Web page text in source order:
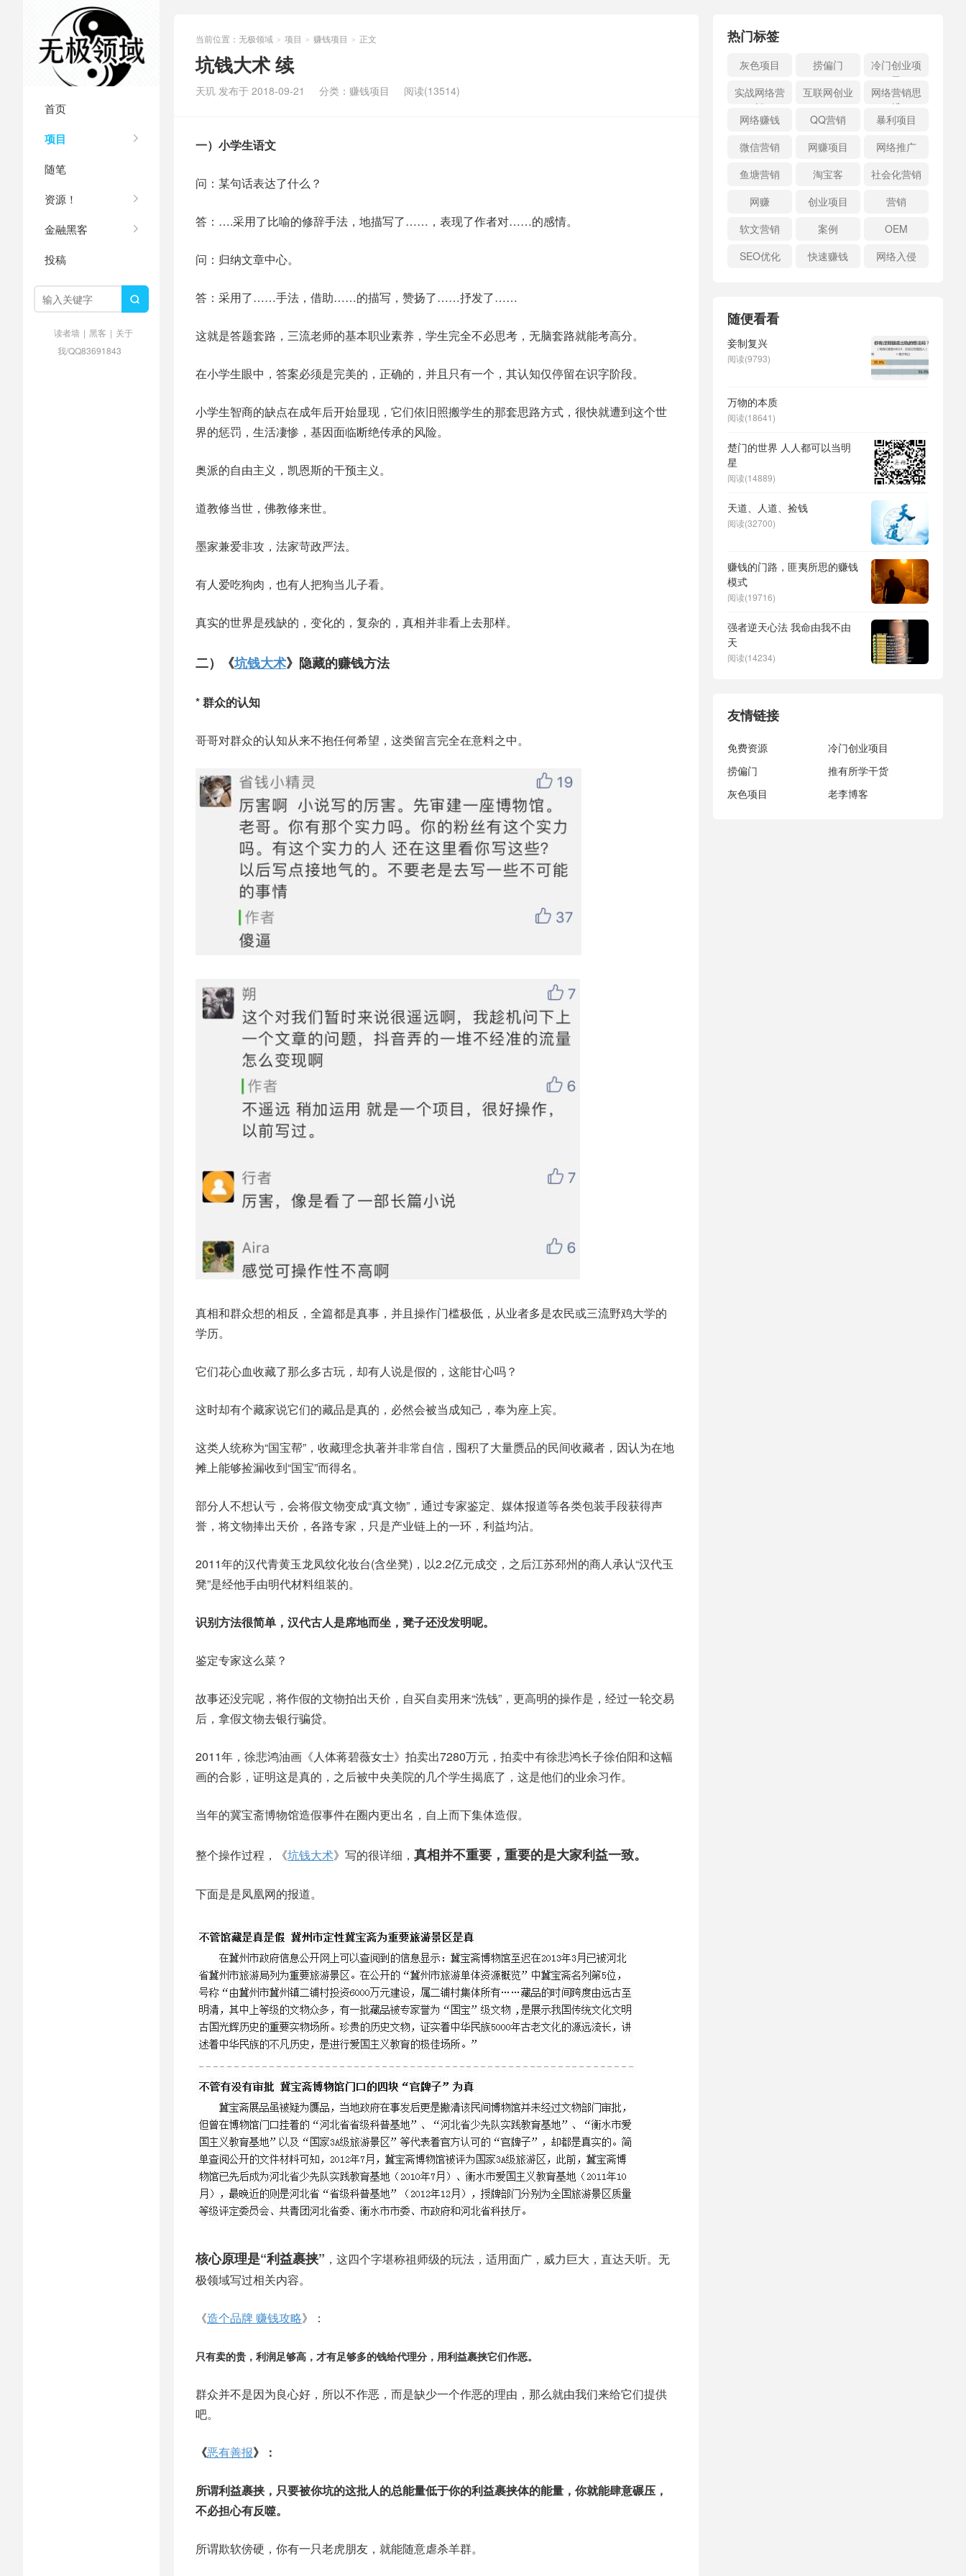
首页
项目
随笔
资源！
金融黑客
投稿

读者墙 | 黑客 | 关于
我/QQ83691843
当前位置： 无极领域 > 项目 > 赚钱项目 > 正文
坑钱大术 续
天玑 发布于 2018-09-21 分类： 赚钱项目 阅读(13514)
一）小学生语文
问：某句话表达了什么？
答：….采用了比喻的修辞手法，地描写了……，表现了作者对……的感情。
问：归纳文章中心。
答：采用了……手法，借助……的描写，赞扬了……抒发了……
这就是答题套路，三流老师的基本职业素养，学生完全不必思考，无脑套路就能考高分。
在小学生眼中，答案必须是完美的，正确的，并且只有一个，其认知仅停留在识字阶段。
小学生智商的缺点在成年后开始显现，它们依旧照搬学生的那套思路方式，很快就遭到这个世
界的惩罚，生活凄惨，基因面临断绝传承的风险。
奥派的自由主义，凯恩斯的干预主义。
道教修当世，佛教修来世。
墨家兼爱非攻，法家苛政严法。
有人爱吃狗肉，也有人把狗当儿子看。
真实的世界是残缺的，变化的，复杂的，真相并非看上去那样。
二）《坑钱大术》隐藏的赚钱方法
* 群众的认知
哥哥对群众的认知从来不抱任何希望，这类留言完全在意料之中。
真相和群众想的相反，全篇都是真事，并且操作门槛极低，从业者多是农民或三流野鸡大学的
学历。
它们花心血收藏了那么多古玩，却有人说是假的，这能甘心吗？
这时却有个藏家说它们的藏品是真的，必然会被当成知己，奉为座上宾。
这类人统称为“国宝帮”，收藏理念执著并非常自信，囤积了大量赝品的民间收藏者，因认为在地
摊上能够捡漏收到“国宝”而得名。
部分人不想认亏，会将假文物变成“真文物”，通过专家鉴定、媒体报道等各类包装手段获得声
誉，将文物捧出天价，各路专家，只是产业链上的一环，利益均沾。
2011年的汉代青黄玉龙凤纹化妆台(含坐凳)，以2.2亿元成交，之后江苏邳州的商人承认“汉代玉
凳”是经他手由明代材料组装的。
识别方法很简单，汉代古人是席地而坐，凳子还没发明呢。
鉴定专家这么菜？
故事还没完呢，将作假的文物拍出天价，自买自卖用来“洗钱”，更高明的操作是，经过一轮交易
后，拿假文物去银行骗贷。
2011年，徐悲鸿油画《人体蒋碧薇女士》拍卖出7280万元，拍卖中有徐悲鸿长子徐伯阳和这幅
画的合影，证明这是真的，之后被中央美院的几个学生揭底了，这是他们的业余习作。
当年的冀宝斋博物馆造假事件在圈内更出名，自上而下集体造假。
整个操作过程，《坑钱大术》写的很详细， 真相并不重要，重要的是大家利益一致。
下面是是凤凰网的报道。
核心原理是“利益裹挟” ，这四个字堪称祖师级的玩法，适用面广，威力巨大，直达天听。无
极领域写过相关内容。
《造个品牌 赚钱攻略》：
只有卖的贵，利润足够高，才有足够多的钱给代理分，用利益裹挟它们作恶。
群众并不是因为良心好，所以不作恶，而是缺少一个作恶的理由，那么就由我们来给它们提供
吧。
《恶有善报》：
所谓利益裹挟，只要被你坑的这批人的总能量低于你的利益裹挟体的能量，你就能肆意碾压，
不必担心有反噬。
所谓欺软傍硬，你有一只老虎朋友，就能随意虐杀羊群。
热门标签
灰色项目 捞偏门
冷门创业项
目
实战网络营
销
互联网创业
网络营销思
维
网络赚钱
QQ营销
暴利项目
微信营销
网赚项目
网络推广
鱼塘营销
淘宝客
社会化营销
网赚
创业项目
营销
软文营销
案例
OEM
SEO优化
快速赚钱 网络入侵
随便看看
妾制复兴
阅读(9793)
万物的本质
阅读(18641)
楚门的世界 人人都可以当明
星
阅读(14889)
天道、人道、捡钱
阅读(32700)
赚钱的门路，匪夷所思的赚钱
模式
阅读(19716)
强者逆天心法 我命由我不由
天
阅读(14234)
友情链接
免费资源
冷门创业项目
捞偏门
推有所学干货
灰色项目
老李博客